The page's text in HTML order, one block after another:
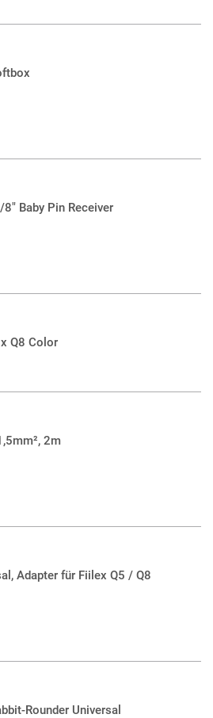
Baby Pin Receiver
Q8 Color
2m
Adapter für Fiilex Q5 / Q8
Rounder Universal